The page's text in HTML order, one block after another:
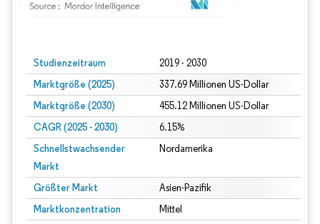
Studienzeitraum 2019 - 2030
Marktgröße (2025) 337.69 Millionen US-Dollar
Marktgröße (2030) 455.12 Millionen US-Dollar
CAGR (2025 - 2030) 6.15%
Schnellstwachsender
Markt
Nordamerika
Größter Markt Asien-Pazifik
Marktkonzentration Mittel